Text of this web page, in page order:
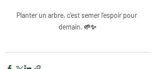
Planter un arbre, c'est semer l'espoir pour
demain. 🌱✨